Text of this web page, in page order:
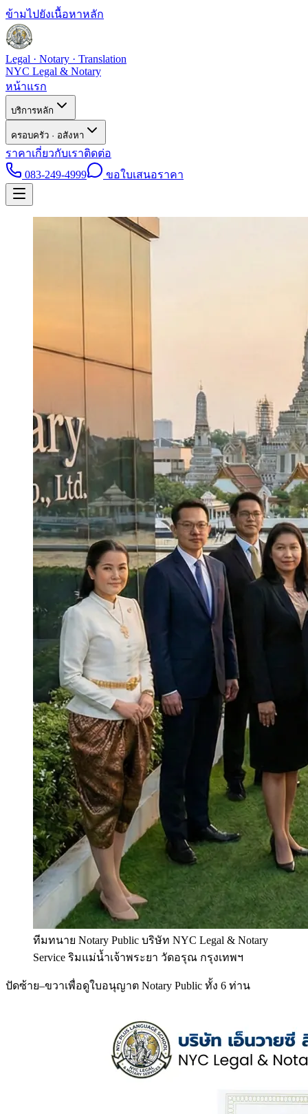
ข้ามไปยังเนื้อหาหลัก
Legal · Notary · Translation
NYC Legal & Notary
หน้าแรก
บริการหลัก
ครอบครัว · อสังหา
ราคาเกี่ยวกับเราติดต่อ
083-249-4999
ขอใบเสนอราคา
ทีมทนาย Notary Public บริษัท NYC Legal & Notary
Service ริมแม่น้ำเจ้าพระยา วัดอรุณ กรุงเทพฯ
ปัดซ้าย–ขวาเพื่อดูใบอนุญาต Notary Public ทั้ง 6 ท่าน